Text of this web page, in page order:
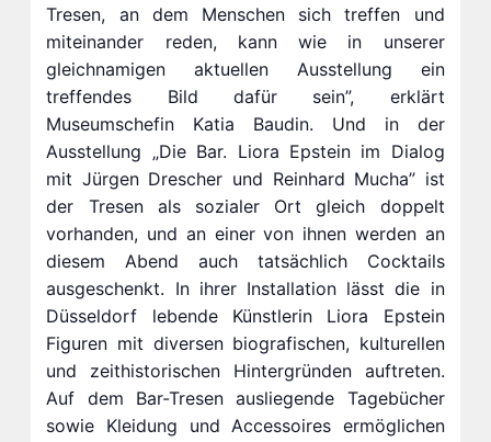
Tresen, an dem Menschen sich treffen und
miteinander reden, kann wie in unserer
gleichnamigen aktuellen Ausstellung ein
treffendes Bild dafür sein”, erklärt
Museumschefin Katia Baudin. Und in der
Ausstellung „Die Bar. Liora Epstein im Dialog
mit Jürgen Drescher und Reinhard Mucha” ist
der Tresen als sozialer Ort gleich doppelt
vorhanden, und an einer von ihnen werden an
diesem Abend auch tatsächlich Cocktails
ausgeschenkt. In ihrer Installation lässt die in
Düsseldorf lebende Künstlerin Liora Epstein
Figuren mit diversen biografischen, kulturellen
und zeithistorischen Hintergründen auftreten.
Auf dem Bar-Tresen ausliegende Tagebücher
sowie Kleidung und Accessoires ermöglichen